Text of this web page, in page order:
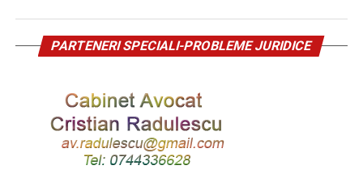
PARTENERI SPECIALI-PROBLEME JURIDICE